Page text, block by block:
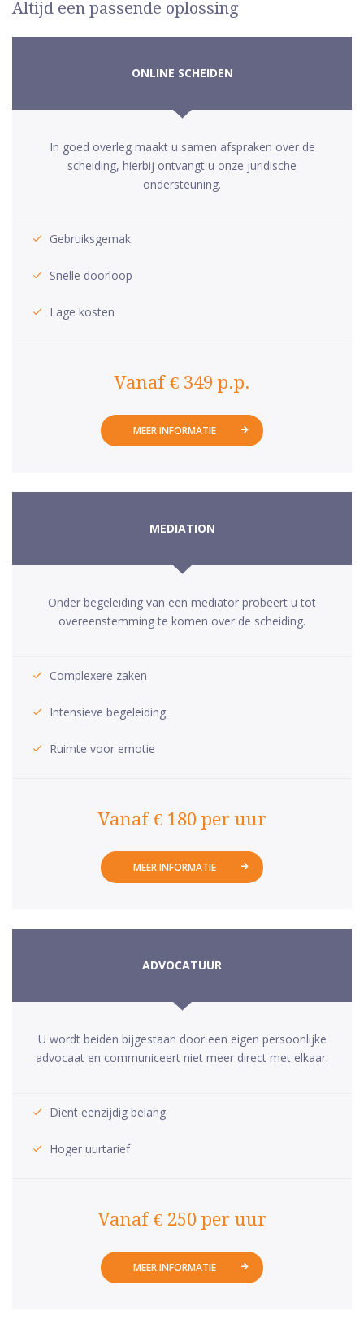
Altijd een passende oplossing
ONLINE SCHEIDEN
In goed overleg maakt u samen afspraken over de
scheiding, hierbij ontvangt u onze juridische
ondersteuning.
Gebruiksgemak
Snelle doorloop
Lage kosten
Vanaf € 349 p.p.
MEER INFORMATIE
MEDIATION
Onder begeleiding van een mediator probeert u tot
overeenstemming te komen over de scheiding.
Complexere zaken
Intensieve begeleiding
Ruimte voor emotie
Vanaf € 180 per uur
MEER INFORMATIE
ADVOCATUUR
U wordt beiden bijgestaan door een eigen persoonlijke
advocaat en communiceert niet meer direct met elkaar.
Dient eenzijdig belang
Hoger uurtarief
Vanaf € 250 per uur
MEER INFORMATIE